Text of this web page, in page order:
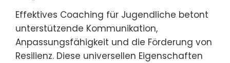
Effektives Coaching für Jugendliche betont
unterstützende Kommunikation,
Anpassungsfähigkeit und die Förderung von
Resilienz. Diese universellen Eigenschaften